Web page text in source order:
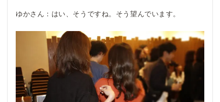
ゆかさん：はい、そうですね。そう望んでいます。